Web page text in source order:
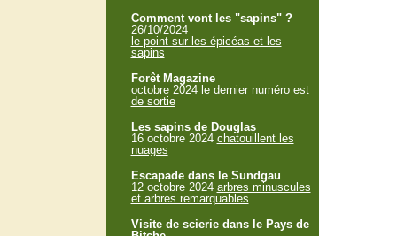
Comment vont les "sapins" ?
26/10/2024
le point sur les épicéas et les
sapins
Forêt Magazine
octobre 2024 le dernier numéro est
de sortie
Les sapins de Douglas
16 octobre 2024 chatouillent les
nuages
Escapade dans le Sundgau
12 octobre 2024 arbres minuscules
et arbres remarquables
Visite de scierie dans le Pays de